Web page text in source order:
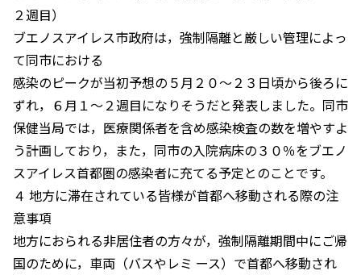
２週目）
ブエノスアイレス市政府は，強制隔離と厳しい管理によっ
て同市における
感染のピークが当初予想の５月２０～２３日頃から後ろに
ずれ，６月１～２週目になりそうだと発表しました。同市
保健当局では，医療関係者を含め感染検査の数を増やすよ
う計画しており，また，同市の入院病床の３０％をブエノ
スアイレス首都圏の感染者に充てる予定とのことです。
４ 地方に滞在されている皆様が首都へ移動される際の注
意事項
地方におられる非居住者の方々が，強制隔離期間中にご帰
国のために，車両（バスやレミ ース）で首都へ移動され